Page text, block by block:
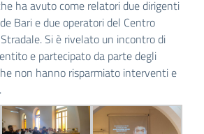
ha avuto come relatori due dirigenti
Bari e due operatori del Centro
Si è rivelato un incontro di
e partecipato da parte degli
non hanno risparmiato interventi e